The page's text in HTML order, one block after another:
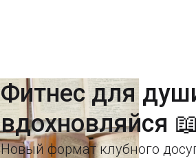
Фитнес для
вдохновляйся 📖
Новый формат клубного